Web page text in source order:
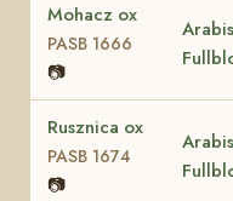
Mohacz ox
PASB 1666
📷
Rusznica ox
PASB 1674
📷